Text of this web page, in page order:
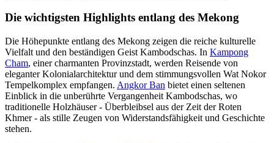
Die wichtigsten Highlights entlang des Mekong
Die Höhepunkte entlang des Mekong zeigen die reiche kulturelle
Vielfalt und den beständigen Geist Kambodschas. In Kampong
Cham, einer charmanten Provinzstadt, werden Reisende von
eleganter Kolonialarchitektur und dem stimmungsvollen Wat Nokor
Tempelkomplex empfangen. Angkor Ban bietet einen seltenen
Einblick in die unberührte Vergangenheit Kambodschas, wo
traditionelle Holzhäuser - Überbleibsel aus der Zeit der Roten
Khmer - als stille Zeugen von Widerstandsfähigkeit und Geschichte
stehen.